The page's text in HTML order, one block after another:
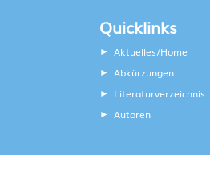
Quicklinks
Aktuelles/Home
Abkürzungen
Literaturverzeichnis
Autoren